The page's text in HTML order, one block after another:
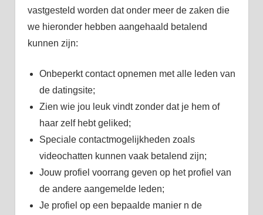
vastgesteld worden dat onder meer de zaken die
we hieronder hebben aangehaald betalend
kunnen zijn:
Onbeperkt contact opnemen met alle leden van
de datingsite;
Zien wie jou leuk vindt zonder dat je hem of
haar zelf hebt geliked;
Speciale contactmogelijkheden zoals
videochatten kunnen vaak betalend zijn;
Jouw profiel voorrang geven op het profiel van
de andere aangemelde leden;
Je profiel op een bepaalde manier n de